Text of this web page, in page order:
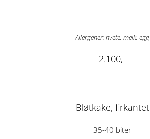
Allergener: hvete, melk, egg
2.100,-
Bløtkake, firkantet
35-40 biter